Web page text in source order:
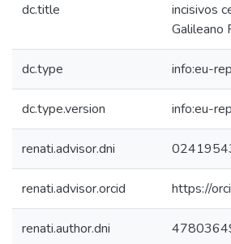
dc.title
incisivos
Galileano
dc.type info:eu-
dc.type.version info:eu-
renati.advisor.dni
renati.advisor.orcid https://
renati.author.dni